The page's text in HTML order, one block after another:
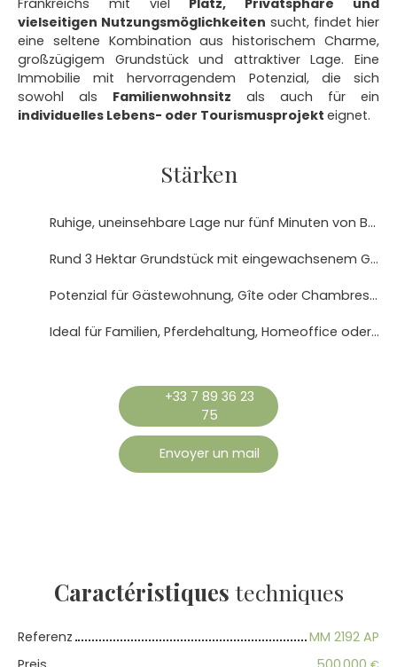
vielseitigen Nutzungsmöglichkeiten sucht, findet hier
eine seltene Kombination aus historischem Charme,
großzügigem Grundstück und attraktiver Lage. Eine
Immobilie mit hervorragendem Potenzial, die sich
sowohl als Familienwohnsitz als auch für ein
individuelles Lebens- oder Tourismusprojekt eignet.
Stärken
Ruhige, uneinsehbare Lage nur fünf Minuten von Boulogne-sur-Gesse
Rund 3 Hektar Grundstück mit eingewachsenem Garten und weitem Landschaftsblick
Potenzial für Gästewohnung, Gîte oder Chambres d'Hôtes
Ideal für Familien, Pferdehaltung, Homeoffice oder ein touristisches Projekt
+33 7 89 36 23
75
Envoyer un mail
Caractéristiques techniques
Referenz
MM 2192 AP